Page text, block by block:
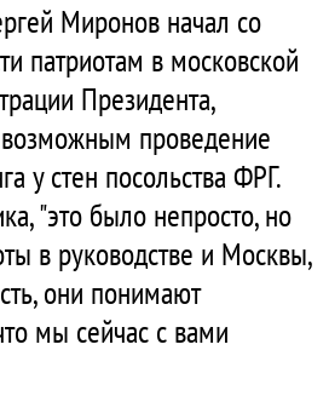
Миронов начал со
патриотам в московской
Президента,
проведение
у стен посольства ФРГ.
"это было непросто, но
в руководстве и Москвы,
они понимают
мы сейчас с вами